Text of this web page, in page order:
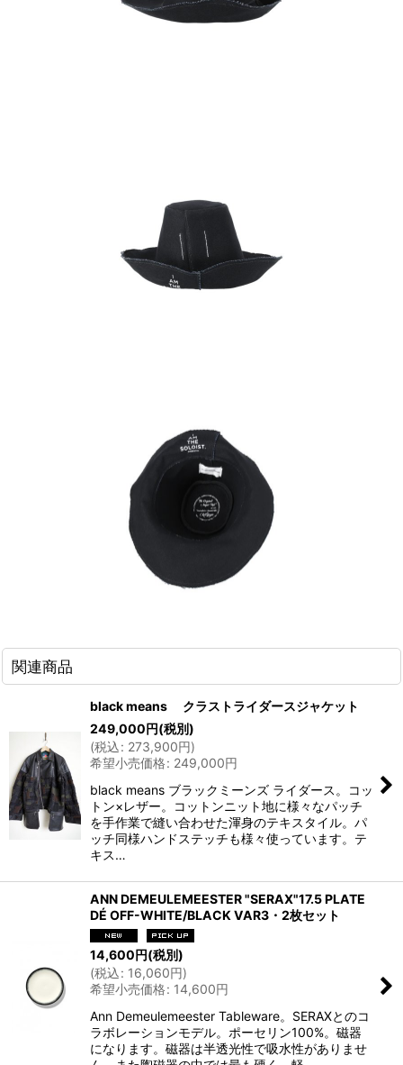
関連商品
black means クラストライダースジャケット
249,000円(税別)
(税込: 273,900円)
希望小売価格: 249,000円
black means ブラックミーンズ ライダース。コッ
トン×レザー。コットンニット地に様々なパッチ
を手作業で縫い合わせた渾身のテキスタイル。パ
ッチ同様ハンドステッチも様々使っています。テ
キス…
ANN DEMEULEMEESTER "SERAX"17.5 PLATE
DÉ OFF-WHITE/BLACK VAR3・2枚セット
14,600円(税別)
(税込: 16,060円)
希望小売価格: 14,600円
Ann Demeulemeester Tableware。SERAXとのコ
ラボレーションモデル。ポーセリン100%。磁器
になります。磁器は半透光性で吸水性がありませ